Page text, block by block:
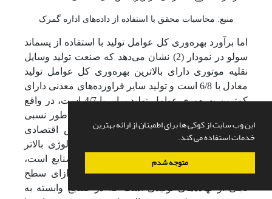
این وب سایت از کوکی ها برای اطمینان از ارائه بهترین
خدمات استفاده می کند.
متوجه شدم
منبع: محاسبات محقق با استفاده از داده‌های اداره گمرک
اما برآورد بهره‌وری کل عوامل تولید با استفاده از پسماند
سولو در نمودار (2) نشان می‌دهد که صنعت تولید وسایل
نقلیه موتوری دارای بالاترین بهره‌وری کل عوامل تولید
معادل با 6/8 است و تولید سایر فراورده‌های معدنی دارای
کمترین بهره‌وری عوامل تولید برابر با 4/7 است، در واقع
اگرچه تنوع صادراتی در بخش صنایع غذایی به‌طور نسبی
بالاتر بوده است؛ اما بهره‌وری در این بخش اقتصادی
نسبت به بخش‌های مربوط به صنایع با تکنولوژی بالاتر
کمتر است. آنچه تعیین کننده بهره‌وری در صنایع است،
تکنولوژی تولیدی و میزان بازدهی تولید به ازای سطح
ثابتی از نهاده‌های تولیدی است که در صنایع وابسته به